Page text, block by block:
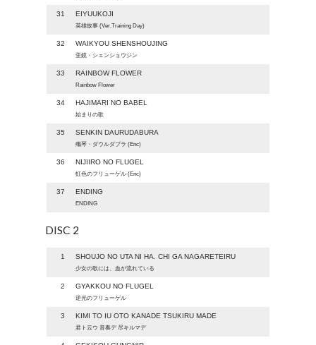
31 EIYUUKOJI
英雄故事 (Ver.Training Day)
32 WAIKYOU SHENSHOUJING
歪鏡・シェンショウジン
33 RAINBOW FLOWER
Rainbow Flower
34 HAJIMARI NO BABEL
始まりの歌
35 SENKIN DAURUDABURA
殲琴・ダウルダブラ (Enc)
36 NIJIIRO NO FLUGEL
虹色のフリューゲル (Enc)
37 ENDING
ENDING
DISC 2
1 SHOUJO NO UTA NI HA. CHI GA NAGARETEIRU
少女の歌には、血が流れている
2 GYAKKOU NO FLUGEL
逆光のフリューゲル
3 KIMI TO IU OTO KANADE TSUKIRU MADE
君ト云ウ 音奏デ 尽キルマデ